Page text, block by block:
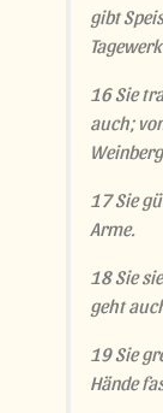
gibt
16 Sie
auch;
17 Sie
Arme.
18 Sie
geht
19 Sie
Hände